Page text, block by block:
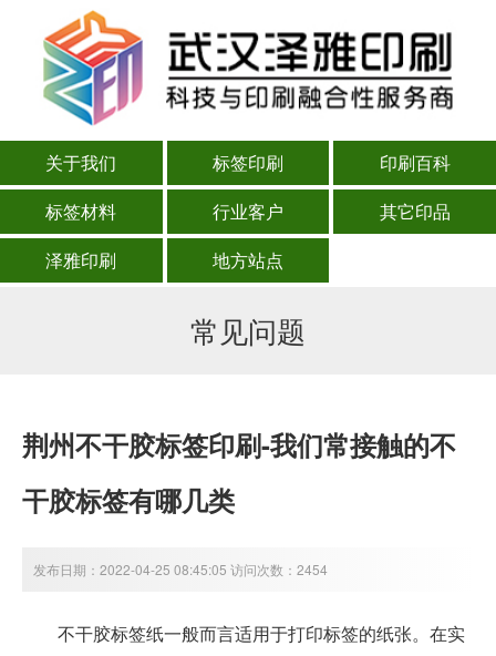
关于我们 标签印刷
印刷百科
标签材料
行业客户
其它印品
泽雅印刷
地方站点
常见问题
荆州不干胶标签印刷-我们常接触的不
干胶标签有哪几类
发布日期：2022-04-25 08:45:05 访问次数：2454
不干胶标签纸一般而言适用于打印标签的纸张。在实